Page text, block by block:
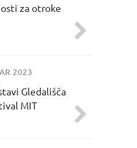
za otroke
2023
Gledališča
MIT